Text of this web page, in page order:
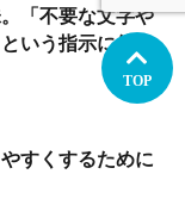
「不要な文字や
いう指示に使わ
すくするために
TOP